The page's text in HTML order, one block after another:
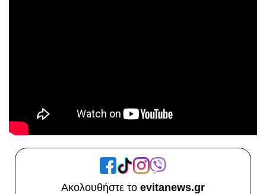
Ακολουθήστε το evitanews.gr